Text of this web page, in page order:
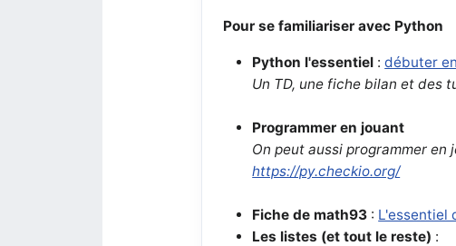
Pour se familiariser avec Python
Python l'essentiel :débuter
Un TD, une fiche bilan et des
Programmer en jouant
On peut aussi programmer en
https://py.checkio.org/
Fiche de math93 : L'essentiel
Les listes (et tout le reste) :